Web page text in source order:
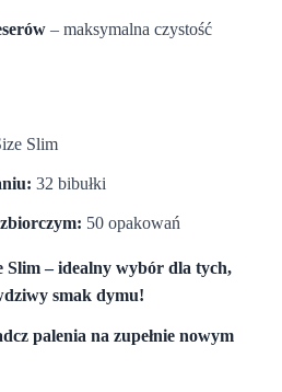
– maksymalna czystość
Slim
32 bibułki
50 opakowań
Slim – idealny wybór dla tych,
smak dymu!
palenia na zupełnie nowym